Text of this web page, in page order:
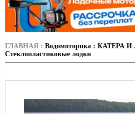
ГЛАВНАЯ : Водомоторика : КАТЕРА И
Стеклоплаcтиковые лодки